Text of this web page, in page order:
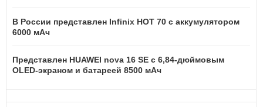
В России представлен Infinix HOT 70 с аккумулятором
6000 мАч
Представлен HUAWEI nova 16 SE с 6,84-дюймовым
OLED-экраном и батареей 8500 мАч